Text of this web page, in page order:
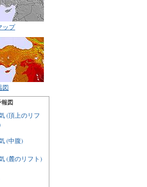
ップ
図
報図
(頂上のリフ
(中腹)
(麓のリフト)